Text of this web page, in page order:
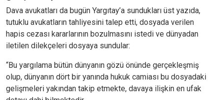
Dava avukatları da bugün Yargıtay’a sundukları üst yazıda,
tutuklu avukatların tahliyesini talep etti, dosyada verilen
hapis cezası kararlarının bozulmasını istedi ve dünyadan
iletilen dilekçeleri dosyaya sundular:
“Bu yargılama bütün dünyanın gözü önünde gerçekleşmiş
olup, dünyanın dört bir yanında hukuk camiası bu dosyadaki
gelişmeleri yakından takip etmekte, davaya ilişkin en ufak